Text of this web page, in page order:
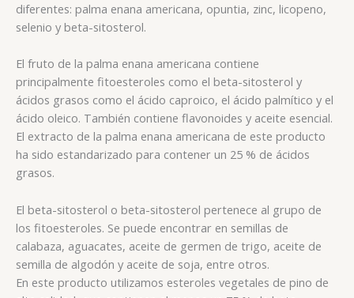
diferentes: palma enana americana, opuntia, zinc, licopeno,
selenio y beta-sitosterol.
El fruto de la palma enana americana contiene
principalmente fitoesteroles como el beta-sitosterol y
ácidos grasos como el ácido caproico, el ácido palmítico y el
ácido oleico. También contiene flavonoides y aceite esencial.
El extracto de la palma enana americana de este producto
ha sido estandarizado para contener un 25 % de ácidos
grasos.
El beta-sitosterol o beta-sitosterol pertenece al grupo de
los fitoesteroles. Se puede encontrar en semillas de
calabaza, aguacates, aceite de germen de trigo, aceite de
semilla de algodón y aceite de soja, entre otros.
En este producto utilizamos esteroles vegetales de pino de